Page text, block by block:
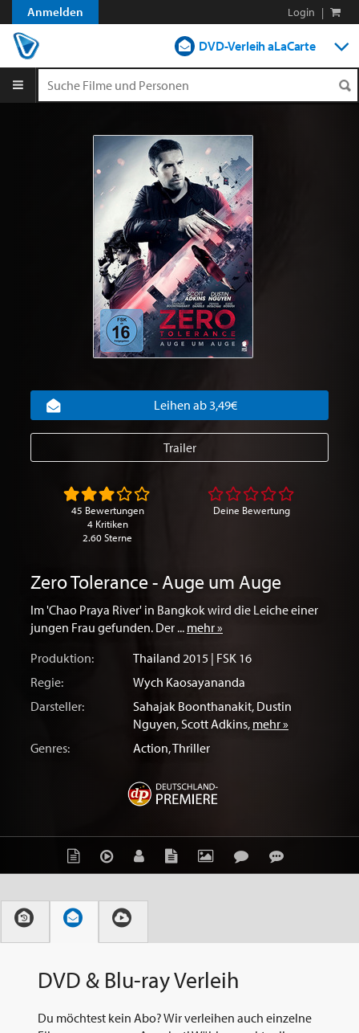
Anmelden Login |
DVD-Verleih aLaCarte
Shop
Blog
Zero Tolerance - Auge um Auge
Im 'Chao Praya River' in Bangkok wird die Leiche einer
jungen Frau gefunden. Der ... mehr »
Produktion:
Thailand 2015 | FSK 16
Regie:
Wych Kaosayananda
Darsteller:
Sahajak Boonthanakit, Dustin
Nguyen, Scott Adkins, mehr »
Genres:
Action,Thriller
Leihen ab 3,49€
Trailer
45 Bewertungen
4 Kritiken
2.60 Sterne
Deine Bewertung
DVD & Blu-ray Verleih
Du möchtest kein Abo? Wir verleihen auch einzelne